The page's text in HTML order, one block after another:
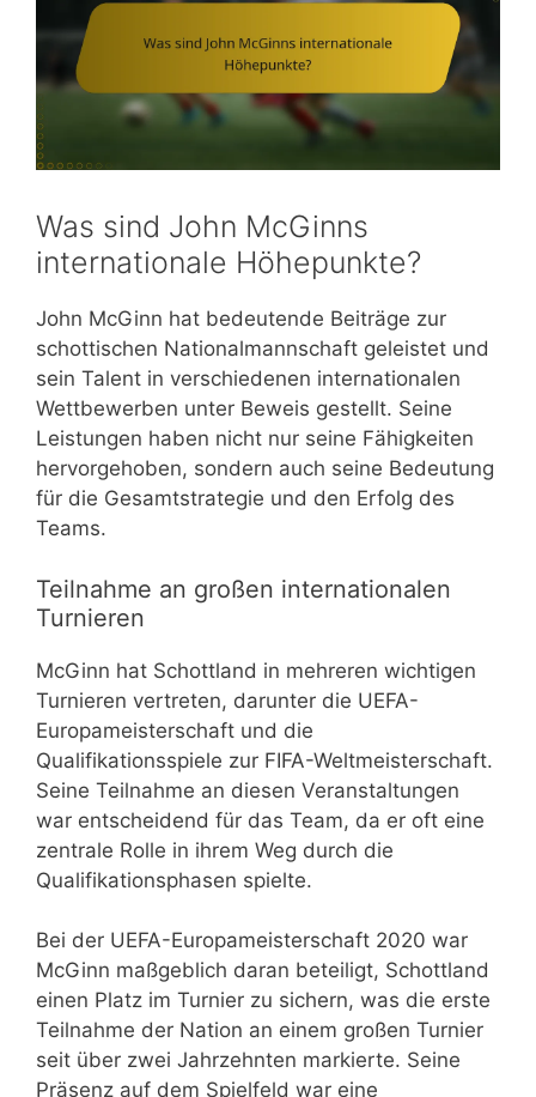
Was sind John McGinns
internationale Höhepunkte?
John McGinn hat bedeutende Beiträge zur
schottischen Nationalmannschaft geleistet und
sein Talent in verschiedenen internationalen
Wettbewerben unter Beweis gestellt. Seine
Leistungen haben nicht nur seine Fähigkeiten
hervorgehoben, sondern auch seine Bedeutung
für die Gesamtstrategie und den Erfolg des
Teams.
Teilnahme an großen internationalen
Turnieren
McGinn hat Schottland in mehreren wichtigen
Turnieren vertreten, darunter die UEFA-
Europameisterschaft und die
Qualifikationsspiele zur FIFA-Weltmeisterschaft.
Seine Teilnahme an diesen Veranstaltungen
war entscheidend für das Team, da er oft eine
zentrale Rolle in ihrem Weg durch die
Qualifikationsphasen spielte.
Bei der UEFA-Europameisterschaft 2020 war
McGinn maßgeblich daran beteiligt, Schottland
einen Platz im Turnier zu sichern, was die erste
Teilnahme der Nation an einem großen Turnier
seit über zwei Jahrzehnten markierte. Seine
Präsenz auf dem Spielfeld war eine